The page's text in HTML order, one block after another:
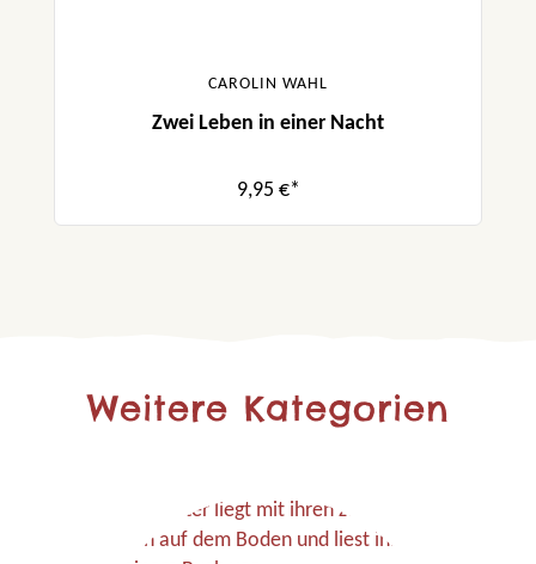
CAROLIN WAHL
Zwei Leben in einer Nacht
9,95 €*
Weitere Kategorien